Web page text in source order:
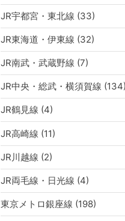
JR宇都宮・東北線 (33)
JR東海道・伊東線 (32)
JR南武・武蔵野線 (7)
JR中央・総武・横須賀線 (134)
JR鶴見線 (4)
JR高崎線 (11)
JR川越線 (2)
JR両毛線・日光線 (4)
東京メトロ銀座線 (198)